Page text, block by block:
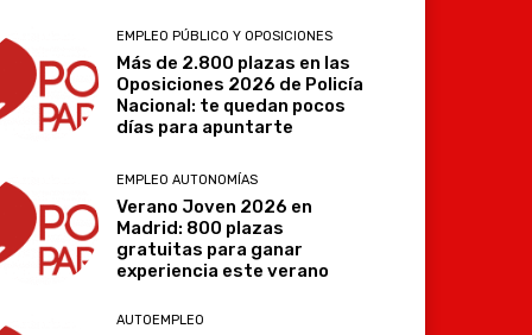
EMPLEO PÚBLICO Y OPOSICIONES
Más de 2.800 plazas en las
Oposiciones 2026 de Policía
Nacional: te quedan pocos
días para apuntarte
EMPLEO AUTONOMÍAS
Verano Joven 2026 en
Madrid: 800 plazas
gratuitas para ganar
experiencia este verano
AUTOEMPLEO